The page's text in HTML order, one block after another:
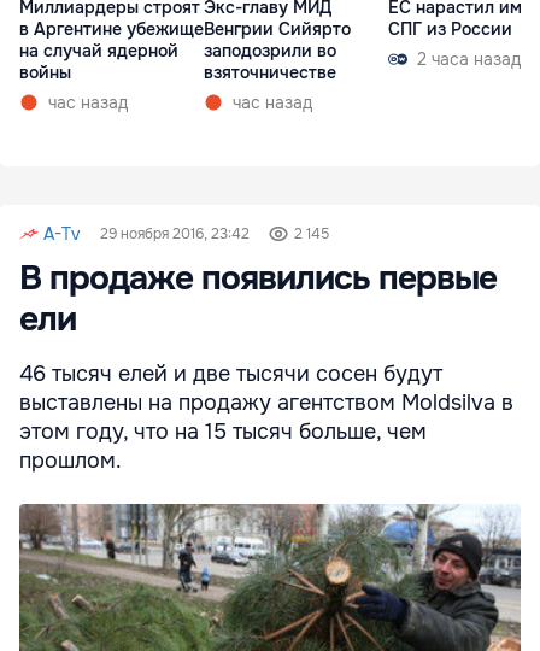
Миллиардеры строят
в Аргентине убежище
на случай ядерной
войны
час назад
Экс-главу МИД
Венгрии Сийярто
заподозрили во
взяточничестве
час назад
ЕС нарастил
СПГ из России
2 часа назад
A-Tv 29 ноября 2016, 23:42 2 145
В продаже появились первые
ели
46 тысяч елей и две тысячи сосен будут
выставлены на продажу агентством Moldsilva в
этом году, что на 15 тысяч больше, чем
прошлом.